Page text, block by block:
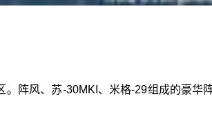
阵风、苏-30MKI、米格-29组成的豪华